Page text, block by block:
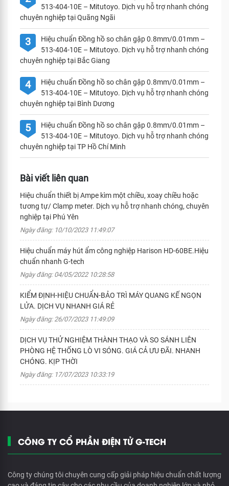
513-404-10E – Mitutoyo. Dịch vụ hỗ trợ nhanh chóng
chuyên nghiệp tại Quãng Ngãi
3
Hiệu chuẩn Đồng hồ so chân gập 0.8mm/0.01mm –
513-404-10E – Mitutoyo. Dịch vụ hỗ trợ nhanh chóng
chuyên nghiệp tại Bắc Giang
4
Hiệu chuẩn Đồng hồ so chân gập 0.8mm/0.01mm –
513-404-10E – Mitutoyo. Dịch vụ hỗ trợ nhanh chóng
chuyên nghiệp tại Bình Dương
5
Hiệu chuẩn Đồng hồ so chân gập 0.8mm/0.01mm –
513-404-10E – Mitutoyo. Dịch vụ hỗ trợ nhanh chóng
chuyên nghiệp tại TP Hồ Chí Minh
Bài viết liên quan
Hiệu chuẩn thiết bị Ampe kìm một chiều, xoay chiều hoặc
tương tự/ Clamp meter. Dịch vụ hỗ trợ nhanh chóng, chuyên
nghiệp tại Phú Yên
Ngày đăng: 10/10/2023 11:49:07
Hiệu chuẩn máy hút ẩm công nghiệp Harison HD-60BE.Hiệu
chuẩn nhanh G-tech
Ngày đăng: 04/05/2022 10:28:58
KIỂM ĐỊNH-HIỆU CHUẨN-BẢO TRÌ MÁY QUANG KẾ NGỌN
LỬA. DỊCH VỤ NHANH GIÁ RẺ
Ngày đăng: 26/07/2023 11:49:09
DỊCH VỤ THỬ NGHIỆM THÀNH THẠO VÀ SO SÁNH LIÊN
PHÒNG HỆ THỐNG LÒ VI SÓNG. GIÁ CẢ ƯU ĐÃI. NHANH
CHÓNG. KỊP THỜI
Ngày đăng: 17/07/2023 10:33:19
CÔNG TY CỔ PHẦN ĐIỆN TỬ G-TECH
Công ty chúng tôi chuyên cung cấp giải pháp hiệu chuẩn chất lượng